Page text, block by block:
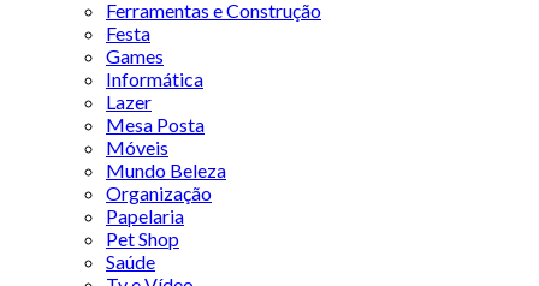
Ferramentas e Construção
Festa
Games
Informática
Lazer
Mesa Posta
Móveis
Mundo Beleza
Organização
Papelaria
Pet Shop
Saúde